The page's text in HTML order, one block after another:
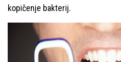
kopičenje bakterij.